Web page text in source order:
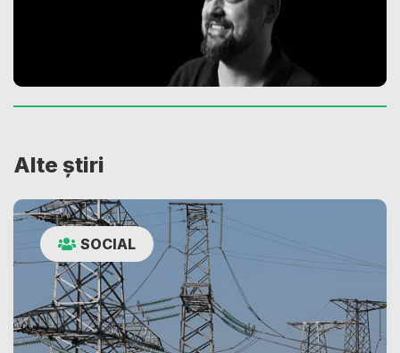
Alte știri
SOCIAL